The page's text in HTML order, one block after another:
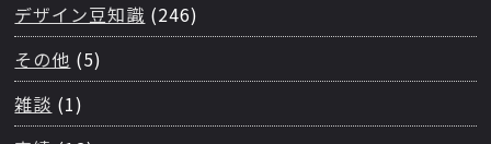
デザイン豆知識 (246)
その他 (5)
雑談 (1)